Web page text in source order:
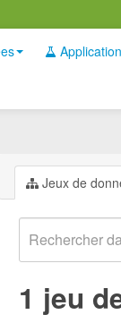
Jeux de
1 jeu